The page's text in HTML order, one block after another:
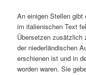
An einigen Stellen
im italienischen Text
Übersetzen zusätzlich
der niederländischen
erschienen ist und in
worden waren. Sie